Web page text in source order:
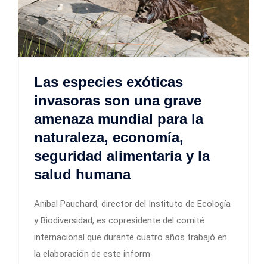
Las especies exóticas
invasoras son una grave
amenaza mundial para la
naturaleza, economía,
seguridad alimentaria y la
salud humana
Aníbal Pauchard, director del Instituto de Ecología
y Biodiversidad, es copresidente del comité
internacional que durante cuatro años trabajó en
la elaboración de este inform